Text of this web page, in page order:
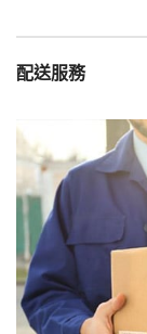
配送服務